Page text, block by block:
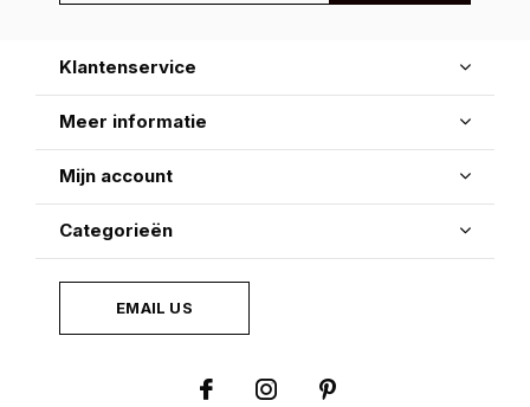
Klantenservice
Meer informatie
Mijn account
Categorieën
EMAIL US